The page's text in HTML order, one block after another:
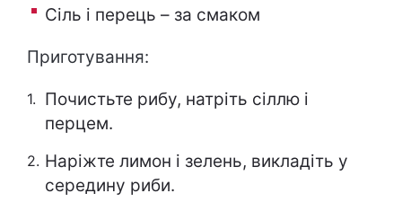
Сіль і перець – за смаком
Приготування:
Почистьте рибу, натріть сіллю і
перцем.
Наріжте лимон і зелень, викладіть у
середину риби.